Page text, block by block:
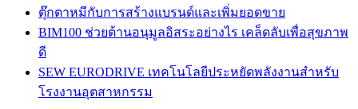
ตุ๊กตาหมีกับการสร้างแบรนด์และเพิ่มยอดขาย
BIM100 ช่วยต้านอนุมูลอิสระอย่างไร เคล็ดลับเพื่อสุขภาพ
ดี
SEW EURODRIVE เทคโนโลยีประหยัดพลังงานสำหรับ
โรงงานอุตสาหกรรม